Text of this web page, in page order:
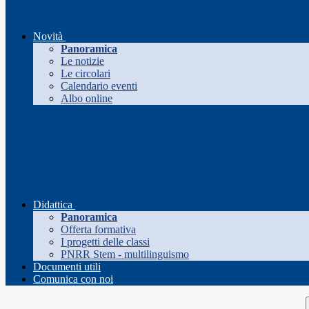
Novità
Panoramica
Le notizie
Le circolari
Calendario eventi
Albo online
Didattica
Panoramica
Offerta formativa
I progetti delle classi
PNRR Stem - multilinguismo
Documenti utili
Comunica con noi